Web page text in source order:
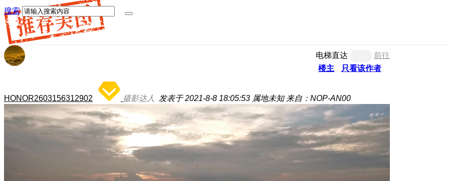
搜索
电梯直达
前往
楼主
只看该作者
HONOR2603156312902 摄影达人 发表于 2021-8-8 18:05:53 属地未知 来自：NOP-AN00